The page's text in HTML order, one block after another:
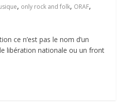
, only rock and folk, ORAF,
ce n’est pas le nom d’un
libération nationale ou un front